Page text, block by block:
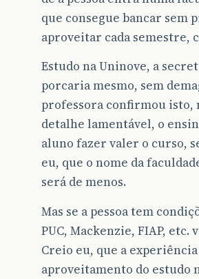
que consegue bancar sem
aproveitar cada semestre,
Estudo na Uninove, a
porcaria mesmo, sem
professora confirmou isto,
detalhe lamentável, o
aluno fazer valer o curso,
eu, que o nome da
será de menos.
Mas se a pessoa tem
PUC, Mackenzie, FIAP, etc.
Creio eu, que a experiência
aproveitamento do estudo